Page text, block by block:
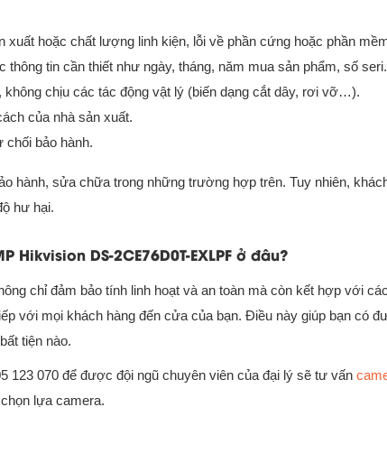
xuất hoặc chất lượng linh kiện, lỗi về phần cứng hoặc phần
thông tin cần thiết như ngày, tháng, năm mua sản phẩm, số seri.
không chịu các tác động vật lý (biến dạng cắt dây, rơi vỡ…).
của nhà sản xuất.
chối bảo hành.
hành, sửa chữa trong những trường hợp trên. Tuy nhiên,
hư hại.
DS-2CE76D0T-EXLPF ở đâu?
chỉ đảm bảo tính linh hoạt và an toàn mà còn kết hợp với
với mọi khách hàng đến cửa của bạn. Điều này giúp bạn có
tiện nào.
123 070 để được đội ngũ chuyên viên của đại lý sẽ tư vấn
lựa camera.